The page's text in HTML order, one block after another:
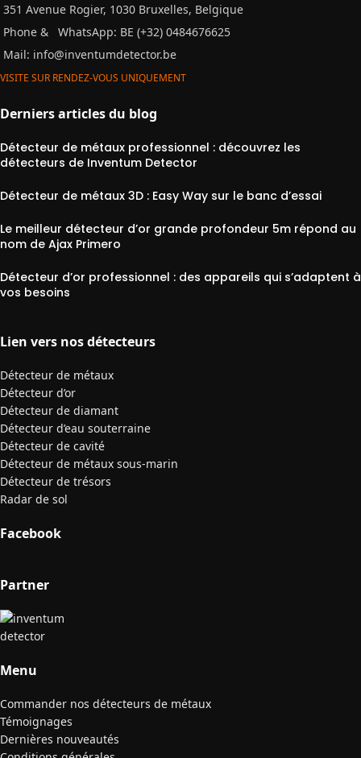
351 Avenue Rogier, 1030 Bruxelles, Belgique
Phone &
WhatsApp: BE (+32) 0484676625
Mail: info@inventumdetector.be
VISITE SUR RENDEZ-VOUS UNIQUEMENT
Derniers articles du blog
Détecteur de métaux professionnel : découvrez les
détecteurs de Inventum Detector
Détecteur de métaux 3D : Easy Way sur le banc d’essai
Le meilleur détecteur d’or grande profondeur 5m répond au
nom de Ajax Primero
Détecteur d’or professionnel : des appareils qui s’adaptent à
vos besoins
Lien vers nos détecteurs
Détecteur de métaux
Détecteur d’or
Détecteur de diamant
Détecteur d’eau souterraine
Détecteur de cavité
Détecteur de métaux sous-marin
Détecteur de trésors
Radar de sol
Facebook
Partner
Menu
Commander nos détecteurs de métaux
Témoignages
Dernières nouveautés